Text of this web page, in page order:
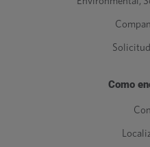
Como